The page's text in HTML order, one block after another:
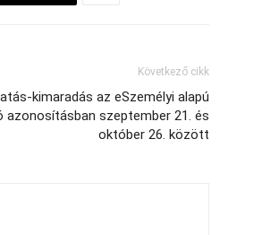
Következő cikk
kimaradás az eSzemélyi alapú
azonosításban szeptember 21. és
október 26. között